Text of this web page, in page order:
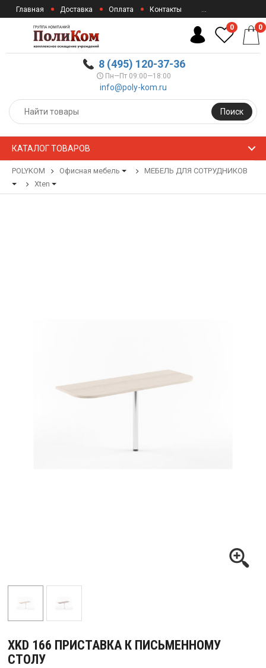
Главная Доставка Оплата Контакты ...
8 (495) 120-37-36
Пн—Пт 09:00—18:00
info@poly-kom.ru
Поиск
0 0
КАТАЛОГ ТОВАРОВ
POLYKOM Офисная мебель
МЕБЕЛЬ ДЛЯ СОТРУДНИКОВ
Xten
XKD 166 ПРИСТАВКА К ПИСЬМЕННОМУ
СТОЛУ